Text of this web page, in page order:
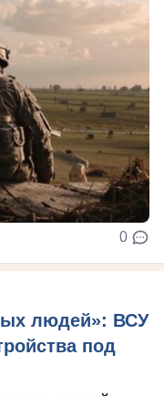
0
людей»: ВСУ
под